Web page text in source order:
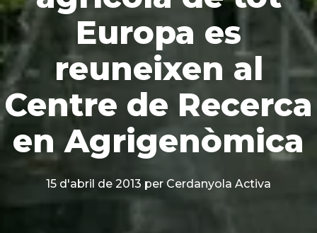
Europa es
reuneixen al
Centre de Recerca
en Agrigenòmica
15 d'abril de 2013 per Cerdanyola Activa